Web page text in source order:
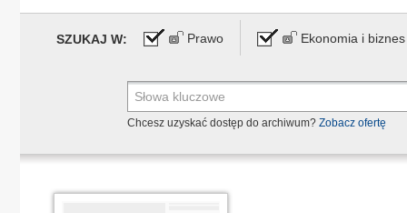
SZUKAJ W: Prawo Ekonomia i biznes
Chcesz uzyskać dostęp do archiwum? Zobacz ofertę